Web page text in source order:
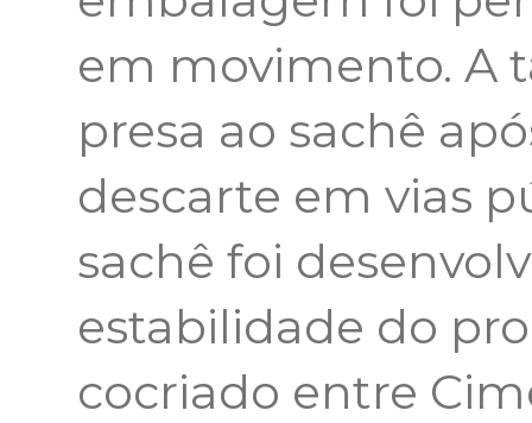
em movimento. A
presa ao sachê
descarte em vias
sachê foi
estabilidade do
cocriado entre